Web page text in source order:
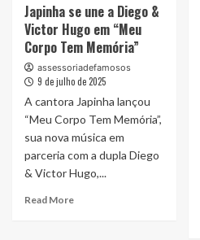
Japinha se une a Diego &
Victor Hugo em “Meu
Corpo Tem Memória”
assessoriadefamosos
9 de julho de 2025
A cantora Japinha lançou
“Meu Corpo Tem Memória”,
sua nova música em
parceria com a dupla Diego
& Victor Hugo,...
Read MoreRead